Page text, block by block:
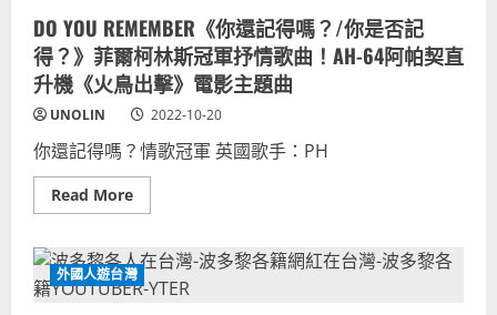
素
王
盛
德
伴
舞
陣
亡
美
國
海
軍
官
少
校
比
李
得
重
麥
肯
吉/
麥
DO YOU REMEMBER《你還記得嗎？/你是否記
得？》菲爾柯林斯冠軍抒情歌曲！AH-64阿帕契直
升機《火鳥出擊》電影主題曲
UNOLIN 2022-10-20
你還記得嗎？情歌冠軍 英國歌手：PH
Read MoreRead
more
YOU
REMEMBER《你
還
外國人遊台灣